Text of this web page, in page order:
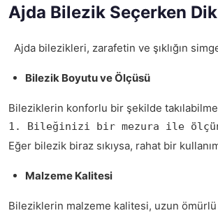
Ajda Bilezik Seçerken
Ajda bilezikleri, zarafetin ve şıklığın
Bilezik Boyutu ve Ölçüsü
Bileziklerin konforlu bir şekilde
1. Bileğinizi bir mezura ile
Eğer bilezik biraz sıkıysa, rahat bir
Malzeme Kalitesi
Bileziklerin malzeme kalitesi, uzun